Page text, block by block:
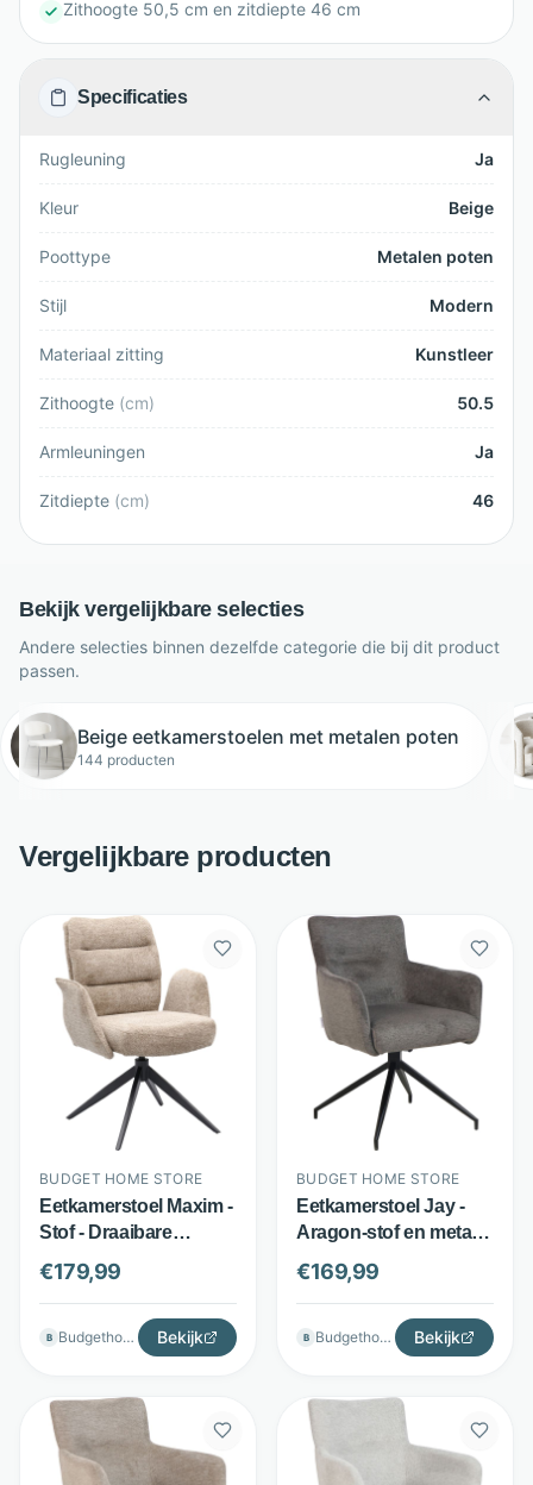
Zithoogte 50,5 cm en zitdiepte 46 cm
Specificaties
Rugleuning Ja
Kleur Beige
Poottype Metalen poten
Stijl Modern
Materiaal zitting Kunstleer
Zithoogte (cm) 50.5
Armleuningen Ja
Zitdiepte (cm) 46
Bekijk vergelijkbare selecties
Andere selecties binnen dezelfde categorie die bij dit product
passen.
Beige eetkamerstoelen met metalen poten
144 producten
Vergelijkbare producten
BUDGET HOME STORE
Eetkamerstoel Maxim -
Stof - Draaibare
spinpoot - Lichtbruin -
Budget Home Store
€179,99
B Budgethomestore Bekijk
BUDGET HOME STORE
Eetkamerstoel Jay -
Aragon-stof en metaal
- 180° draaibaar -
Antraciet - Budget
Home Store
€169,99
B Budgethomestore Bekijk